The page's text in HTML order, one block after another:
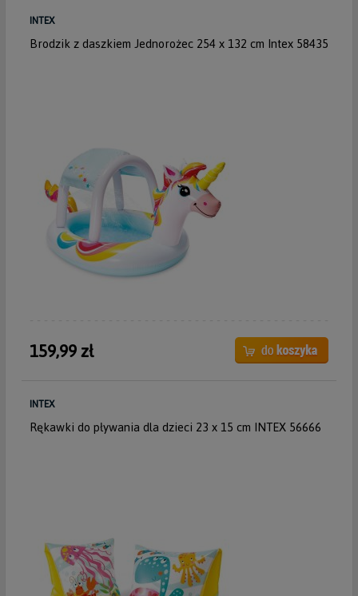
INTEX
Brodzik z daszkiem Jednorożec 254 x 132 cm Intex 58435
159,99 zł
INTEX
Rękawki do pływania dla dzieci 23 x 15 cm INTEX 56666